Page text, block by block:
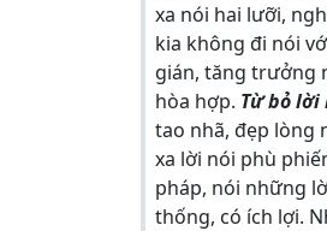
xa nói hai lưỡi,
kia không đi nói
gián, tăng trưởng
hòa hợp. Từ bỏ lời
tao nhã, đẹp lòng
xa lời nói phù
pháp, nói những
thống, có ích lợi.